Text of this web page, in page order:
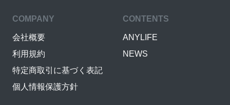
COMPANY
会社概要
利用規約
特定商取引に基づく表記
個人情報保護方針
CONTENTS
ANYLIFE
NEWS